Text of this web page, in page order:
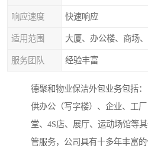
响应速度 快速响应
适用范围 大厦、办公楼、商场
服务团队 经验丰富
德聚和物业保洁外包业务包括
供办公（写字楼）、企业、工
堂、4S店、展厅、运动场馆等
管服务，公司具有十多年丰富